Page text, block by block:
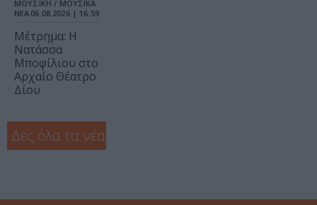
ΜΟΥΣΙΚΗ / ΜΟΥΣΙΚΑ
ΝΕΑ 06.08.2026 | 16.59
Μέτρημα: Η
Νατάσσα
Μποφίλιου στο
Αρχαίο Θέατρο
Δίου
Δες όλα τα νέα